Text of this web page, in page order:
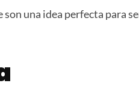
son una idea perfecta para